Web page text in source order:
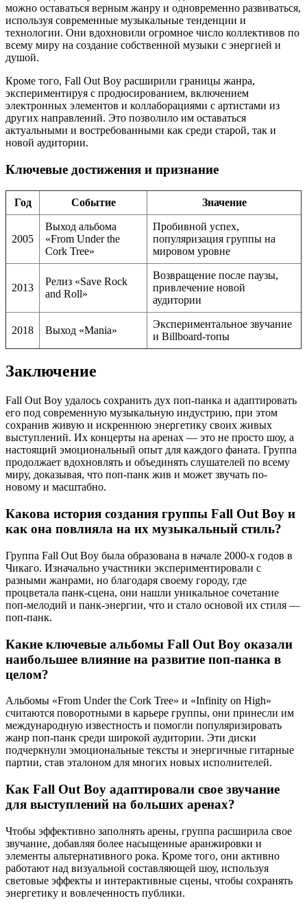
можно оставаться верным жанру и одновременно развиваться,
используя современные музыкальные тенденции и
технологии. Они вдохновили огромное число коллективов по
всему миру на создание собственной музыки с энергией и
душой.
Кроме того, Fall Out Boy расширили границы жанра,
экспериментируя с продюсированием, включением
электронных элементов и коллаборациями с артистами из
других направлений. Это позволило им оставаться
актуальными и востребованными как среди старой, так и
новой аудитории.
Ключевые достижения и признание
Год Событие Значение
2005
Выход альбома
«From Under the
Cork Tree»
Пробивной успех,
популяризация группы на
мировом уровне
2013
Релиз «Save Rock
and Roll»
Возвращение после паузы,
привлечение новой
аудитории
2018 Выход «Mania»
Экспериментальное звучание
и Billboard-топы
Заключение
Fall Out Boy удалось сохранить дух поп-панка и адаптировать
его под современную музыкальную индустрию, при этом
сохранив живую и искреннюю энергетику своих живых
выступлений. Их концерты на аренах — это не просто шоу, а
настоящий эмоциональный опыт для каждого фаната. Группа
продолжает вдохновлять и объединять слушателей по всему
миру, доказывая, что поп-панк жив и может звучать по-
новому и масштабно.
Какова история создания группы Fall Out Boy и
как она повлияла на их музыкальный стиль?
Группа Fall Out Boy была образована в начале 2000-х годов в
Чикаго. Изначально участники экспериментировали с
разными жанрами, но благодаря своему городу, где
процветала панк-сцена, они нашли уникальное сочетание
поп-мелодий и панк-энергии, что и стало основой их стиля —
поп-панк.
Какие ключевые альбомы Fall Out Boy оказали
наибольшее влияние на развитие поп-панка в
целом?
Альбомы «From Under the Cork Tree» и «Infinity on High»
считаются поворотными в карьере группы, они принесли им
международную известность и помогли популяризировать
жанр поп-панк среди широкой аудитории. Эти диски
подчеркнули эмоциональные тексты и энергичные гитарные
партии, став эталоном для многих новых исполнителей.
Как Fall Out Boy адаптировали свое звучание
для выступлений на больших аренах?
Чтобы эффективно заполнять арены, группа расширила свое
звучание, добавляя более насыщенные аранжировки и
элементы альтернативного рока. Кроме того, они активно
работают над визуальной составляющей шоу, используя
световые эффекты и интерактивные сцены, чтобы сохранять
энергетику и вовлеченность публики.